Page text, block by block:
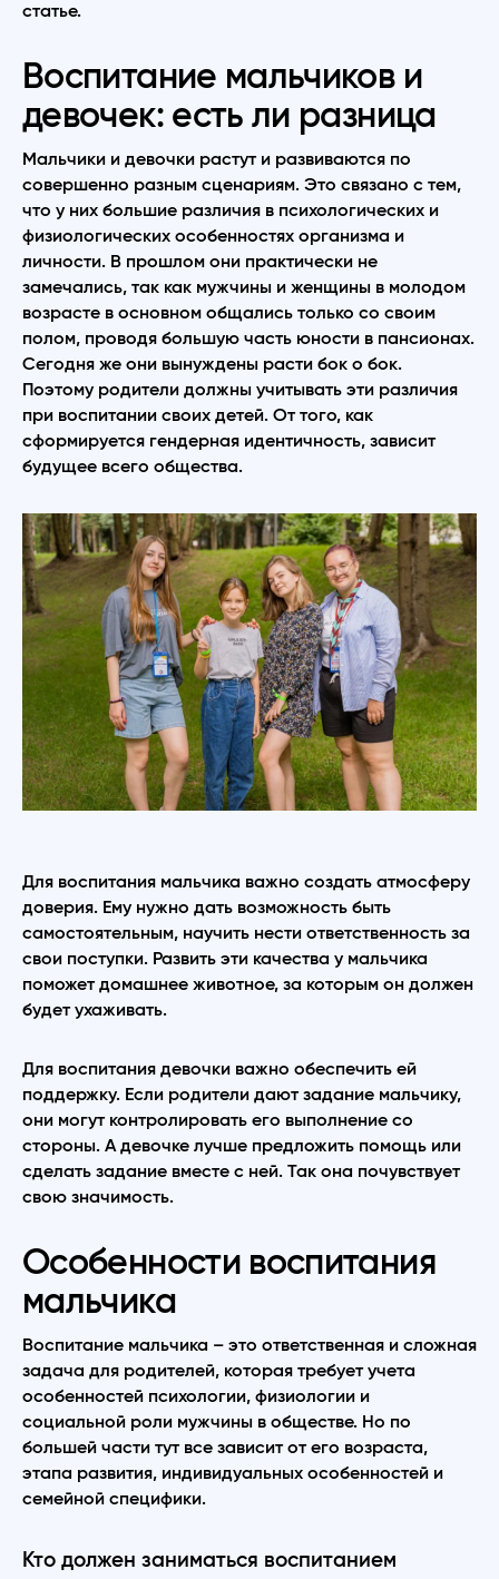
статье.
Воспитание мальчиков и
девочек: есть ли разница
Мальчики и девочки растут и развиваются по
совершенно разным сценариям. Это связано с тем,
что у них большие различия в психологических и
физиологических особенностях организма и
личности. В прошлом они практически не
замечались, так как мужчины и женщины в молодом
возрасте в основном общались только со своим
полом, проводя большую часть юности в пансионах.
Сегодня же они вынуждены расти бок о бок.
Поэтому родители должны учитывать эти различия
при воспитании своих детей. От того, как
сформируется гендерная идентичность, зависит
будущее всего общества.
Для воспитания мальчика важно создать атмосферу
доверия. Ему нужно дать возможность быть
самостоятельным, научить нести ответственность за
свои поступки. Развить эти качества у мальчика
поможет домашнее животное, за которым он должен
будет ухаживать.
Для воспитания девочки важно обеспечить ей
поддержку. Если родители дают задание мальчику,
они могут контролировать его выполнение со
стороны. А девочке лучше предложить помощь или
сделать задание вместе с ней. Так она почувствует
свою значимость.
Особенности воспитания
мальчика
Воспитание мальчика – это ответственная и сложная
задача для родителей, которая требует учета
особенностей психологии, физиологии и
социальной роли мужчины в обществе. Но по
большей части тут все зависит от его возраста,
этапа развития, индивидуальных особенностей и
семейной специфики.
Кто должен заниматься воспитанием